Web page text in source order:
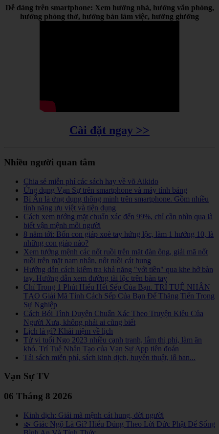
Dễ dàng trên smartphone: Xem hướng nhà, hướng văn phòng,
hướng phòng thờ, hướng bàn làm việc, hướng giường
Cài đặt ngay >>
Nhiều người quan tâm
Chia sẻ miễn phí các sách hay về võ Aikido
Ứng dụng Vạn Sự trên smartphone và máy tính bảng
Bí Ẩn là ứng dụng thông minh trên smartphone. Gồm nhiều
tính năng ưu việt và tiện dụng
Cách xem tướng mặt chuẩn xác đến 99%, chỉ cần nhìn qua là
biết vận mệnh mỗi người
8 năm tới: Bốn con giáp xoè tay hứng lộc, làm 1 hưởng 10, là
những con giáp nào?
Xem tướng mệnh các nốt ruồi trên mặt đàn ông, giải mã nốt
ruồi trên mặt nam nhân, nốt ruồi cát hung
Hướng dẫn cách kiểm tra khả năng "vớt tiền" qua khe hở bàn
tay. Hướng dẫn xem đường tài lộc trên bàn tay
Chỉ Trong 1 Phút Hiểu Hết Sếp Của Bạn. TRÍ TUỆ NHÂN
TẠO Giải Mã Tính Cách Sếp Của Bạn Để Thăng Tiến Trong
Sự Nghiệp
Cách Bói Tình Duyên Chuẩn Xác Theo Truyện Kiều Của
Người Xưa, không phải ai cũng biết
Lịch là gì? Khái niệm về lịch
Tử vi tuổi Ngọ 2023 nhiều cạnh tranh, lắm thị phi, làm ăn
khó. Trí Tuệ Nhân Tạo của Vạn Sự App tiên đoán
Tải sách miễn phí, sách kinh dịch, huyền thuật, lỗ ban...
Vạn Sự TV
06 Tháng 8 2026
Kinh dịch: Giải mã mệnh cát hung, đời người
🌿 Giác Ngộ Là Gì? Hiểu Đúng Theo Lời Đức Phật Để Sống